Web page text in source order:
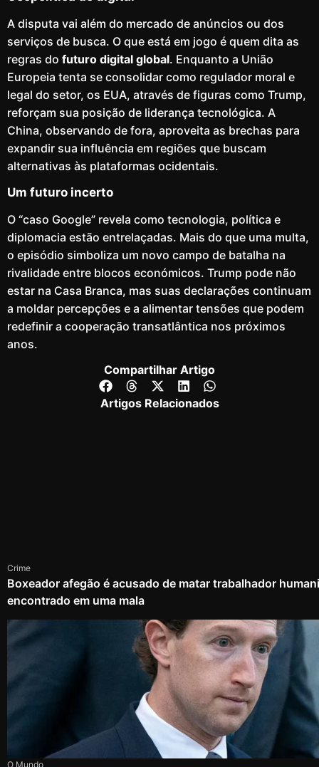
A disputa vai além do mercado de anúncios ou dos
serviços de busca. O que está em jogo é quem dita as
regras do futuro digital global. Enquanto a União
Europeia tenta se consolidar como regulador moral e
legal do setor, os EUA, através de figuras como Trump,
reforçam sua posição de liderança tecnológica. A
China, observando de fora, aproveita as brechas para
expandir sua influência em regiões que buscam
alternativas às plataformas ocidentais.
Um futuro incerto
O “caso Google” revela como tecnologia, política e
diplomacia estão entrelaçadas. Mais do que uma multa,
o episódio simboliza um novo campo de batalha na
rivalidade entre blocos económicos. Trump pode não
estar na Casa Branca, mas suas declarações continuam
a moldar percepções e a alimentar tensões que podem
redefinir a cooperação transatlântica nos próximos
anos.
Compartilhar Artigo
Artigos Relacionados
Crime
Boxeador afegão é acusado de matar trabalhador
encontrado em uma mala
O Mundo